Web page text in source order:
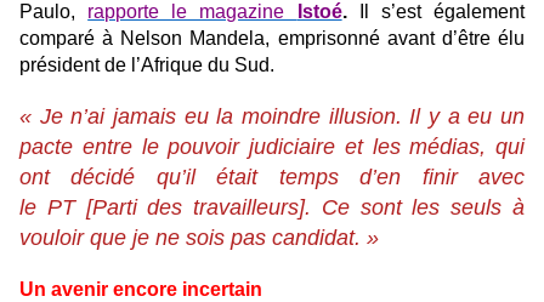
Paulo, rapporte le magazine Istoé.Il s’est également
comparé à Nelson Mandela, emprisonné avant d’être élu
président de l’Afrique du Sud.
« Je n’ai jamais eu la moindre illusion. Il y a eu un
pacte entre le pouvoir judiciaire et les médias, qui
ont décidé qu’il était temps d’en finir avec
le PT [Parti des travailleurs]. Ce sont les seuls à
vouloir que je ne sois pas candidat. »
Un avenir encore incertain